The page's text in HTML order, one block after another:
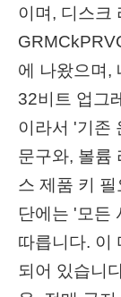
이며, 디스크
에 나왔으며,
32비트 업그
이라서 '기존
문구와, 볼륨
스 제품 키
단에는 '모든
따릅니다. 이
되어 있습니